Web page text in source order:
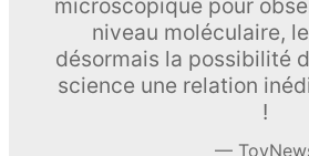
microscopique pour
niveau moléculaire,
désormais la possibilité
science une relation
!